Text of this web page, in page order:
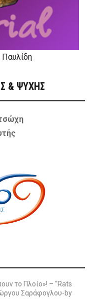
Παυλίδη
& ΨΥΧΗΣ
το Πλοίο»! – “Rats
Σαράφογλου-by